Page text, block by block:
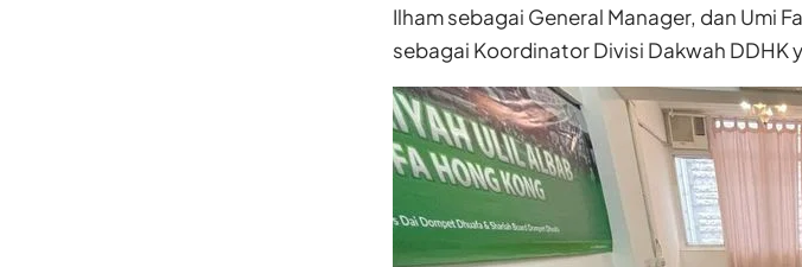
Ilham sebagai General Manager, dan Umi
sebagai Koordinator Divisi Dakwah DDHK